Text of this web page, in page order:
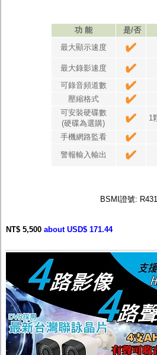
懶人線.同軸線.花線
集線盒.防水盒.配線盒
變壓器.避雷器
偽裝嚇阻假監視器. 警示防盜貼紙
行車紀錄器.車用插座配件
電腦工業機殼
功 能 是/否
最大顯示速度
最大錄影速度
可錄音頻道數
壓縮格式
可安裝硬碟數
(硬碟為選購)
1
手機網路監看
警報輸入輸出
BSMI證號:
NT$ 5,500 about USD$ 171.44